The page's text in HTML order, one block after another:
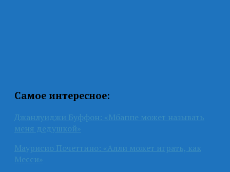
Самое интересное:
Джанлуиджи Буффон: «Мбаппе может называть
меня дедушкой»
Маурисио Почеттино: «Алли может играть, как
Месси»